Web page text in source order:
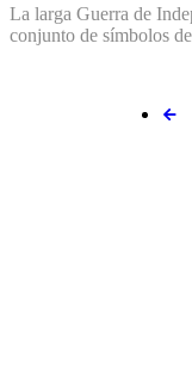
La larga Guerra de
conjunto de símbolos